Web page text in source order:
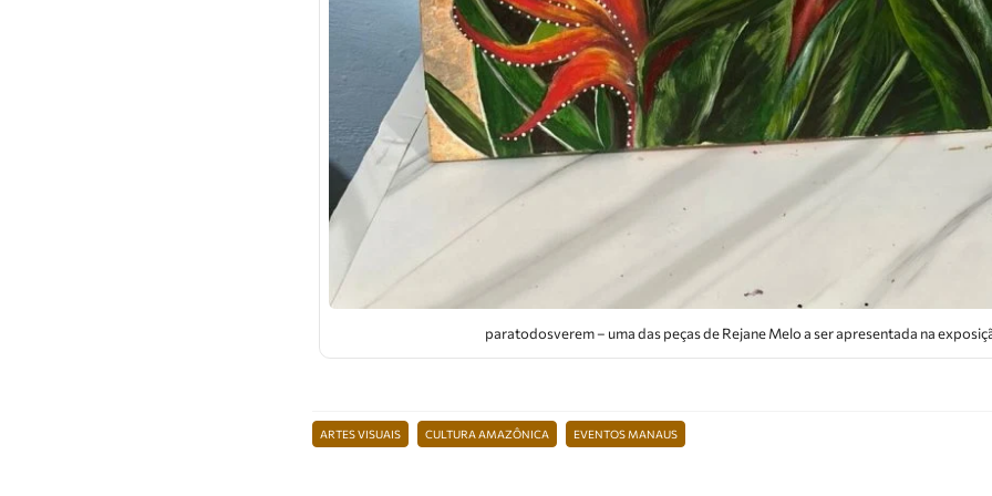
paratodosverem – uma das peças de Rejane Melo a ser apresentada na
ARTES VISUAIS CULTURA AMAZÔNICA EVENTOS MANAUS